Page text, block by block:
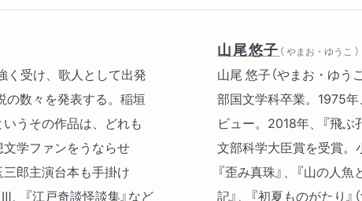
く受け、歌人として出発
の数々を発表する。稲垣
うその作品は、どれも
学ファンをうならせ
郎主演台本も手掛け
、『江戸奇談怪談集』など
山尾悠子 （ やまお・ゆうこ ）
山尾 悠子（やまお・ゆう
部国文学科卒業。1975年
ビュー。2018年、『飛
文部科学大臣賞を受賞。
『歪み真珠』、『山の人
記』、『初夏ものがたり